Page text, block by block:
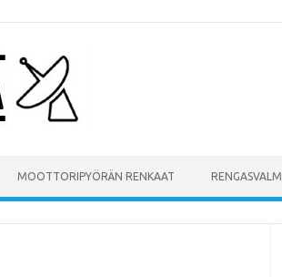
MOOTTORIPYÖRÄN RENKAAT